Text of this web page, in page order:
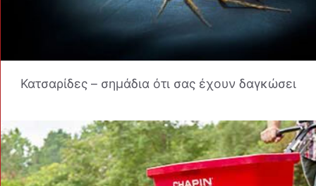
Κατσαρίδες – σημάδια ότι σας έχουν δαγκώσει